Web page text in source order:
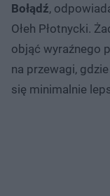
Bołądź,
Ołeh Płotnycki.
objąć wyraźnego
na przewagi,
się minimalnie